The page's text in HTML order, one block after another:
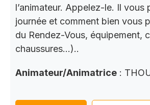
l’animateur. Appelez-le. Il vous
journée et comment bien vous
du Rendez-Vous, équipement,
chaussures…)..
Animateur/Animatrice :